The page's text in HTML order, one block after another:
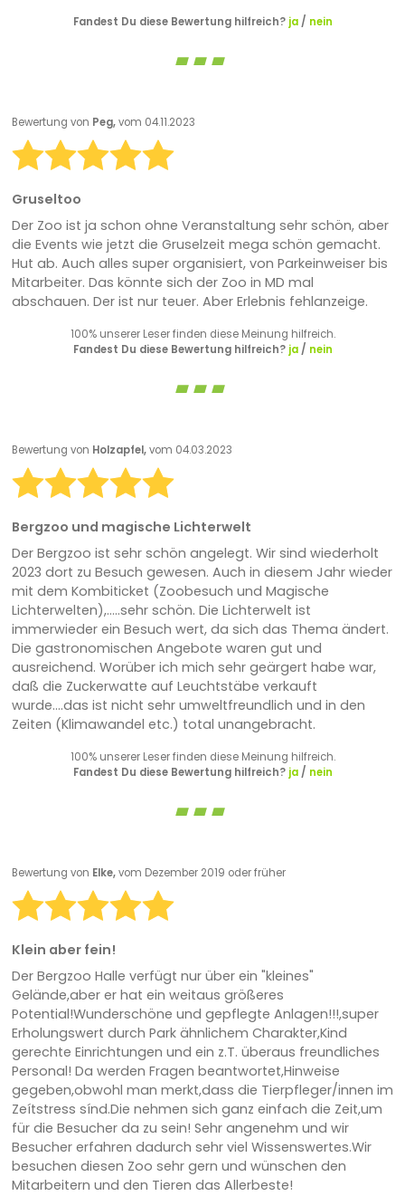
Fandest Du diese Bewertung hilfreich? ja/ nein
Bewertung von Peg,vom 04.11.2023
Gruseltoo
Der Zoo ist ja schon ohne Veranstaltung sehr schön, aber
die Events wie jetzt die Gruselzeit mega schön gemacht.
Hut ab. Auch alles super organisiert, von Parkeinweiser bis
Mitarbeiter. Das könnte sich der Zoo in MD mal
abschauen. Der ist nur teuer. Aber Erlebnis fehlanzeige.
100% unserer Leser finden diese Meinung hilfreich.
Fandest Du diese Bewertung hilfreich? ja/ nein
Bewertung von Holzapfel,vom 04.03.2023
Bergzoo und magische Lichterwelt
Der Bergzoo ist sehr schön angelegt. Wir sind wiederholt
2023 dort zu Besuch gewesen. Auch in diesem Jahr wieder
mit dem Kombiticket (Zoobesuch und Magische
Lichterwelten),.....sehr schön. Die Lichterwelt ist
immerwieder ein Besuch wert, da sich das Thema ändert.
Die gastronomischen Angebote waren gut und
ausreichend. Worüber ich mich sehr geärgert habe war,
daß die Zuckerwatte auf Leuchtstäbe verkauft
wurde....das ist nicht sehr umweltfreundlich und in den
Zeiten (Klimawandel etc.) total unangebracht.
100% unserer Leser finden diese Meinung hilfreich.
Fandest Du diese Bewertung hilfreich? ja/ nein
Bewertung von Elke,vom Dezember 2019 oder früher
Klein aber fein!
Der Bergzoo Halle verfügt nur über ein "kleines"
Gelände,aber er hat ein weitaus größeres
Potential!Wunderschöne und gepflegte Anlagen!!!,super
Erholungswert durch Park ähnlichem Charakter,Kind
gerechte Einrichtungen und ein z.T. überaus freundliches
Personal! Da werden Fragen beantwortet,Hinweise
gegeben,obwohl man merkt,dass die Tierpfleger/innen im
Zeítstress sínd.Die nehmen sich ganz einfach die Zeit,um
für die Besucher da zu sein! Sehr angenehm und wir
Besucher erfahren dadurch sehr viel Wissenswertes.Wir
besuchen diesen Zoo sehr gern und wünschen den
Mitarbeitern und den Tieren das Allerbeste!